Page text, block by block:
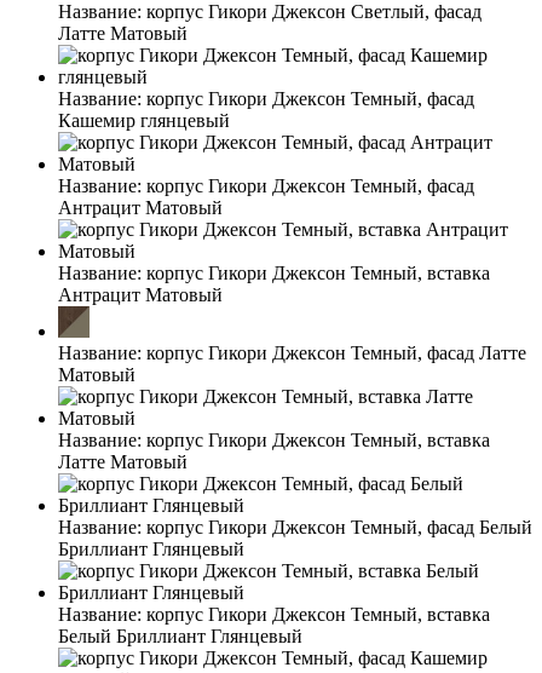
Название: корпус Гикори Джексон Светлый, фасад
Латте Матовый
Название: корпус Гикори Джексон Темный, фасад
Кашемир глянцевый
Название: корпус Гикори Джексон Темный, фасад
Антрацит Матовый
Название: корпус Гикори Джексон Темный, вставка
Антрацит Матовый
Название: корпус Гикори Джексон Темный, фасад Латте
Матовый
Название: корпус Гикори Джексон Темный, вставка
Латте Матовый
Название: корпус Гикори Джексон Темный, фасад Белый
Бриллиант Глянцевый
Название: корпус Гикори Джексон Темный, вставка
Белый Бриллиант Глянцевый